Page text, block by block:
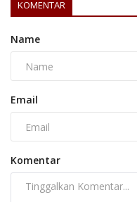
KOMENTAR
Name
Email
Komentar